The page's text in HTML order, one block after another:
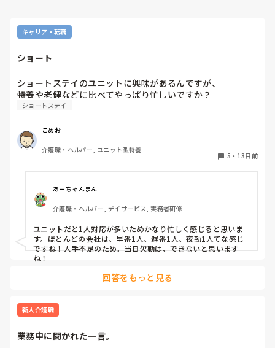
キャリア・転職
ショート
ショートステイのユニットに興味があるんですが、
ショートステイ
こめお
介護職・ヘルパー, ユニット型特養
5 ・ 13日前
あーちゃんまん
介護職・ヘルパー, デイサービス, 実務者研修
ユニットだと1人対応が多いためかなり忙しく感じると思いま
す。ほとんどの会社は、早番1人、遅番1人、夜勤1人てな感じ
ですね！人手不足のため。当日欠勤は、できないと思います
ね！
回答をもっと見る
新人介護職
業務中に聞かれた一言。